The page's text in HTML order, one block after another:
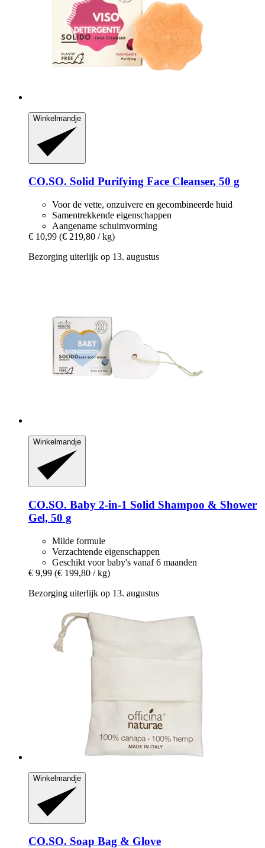
Winkelmandje
CO.SO. Solid Purifying Face Cleanser, 50 g
Voor de vette, onzuivere en gecombineerde huid
Samentrekkende eigenschappen
Aangename schuimvorming
€ 10,99 (€ 219,80 / kg)
Bezorging uiterlijk op 13. augustus
Winkelmandje
CO.SO. Baby 2-​in-​1 Solid Shampoo & Shower
Gel, 50 g
Milde formule
Verzachtende eigenschappen
Geschikt voor baby's vanaf 6 maanden
€ 9,99 (€ 199,80 / kg)
Bezorging uiterlijk op 13. augustus
Winkelmandje
CO.SO. Soap Bag & Glove